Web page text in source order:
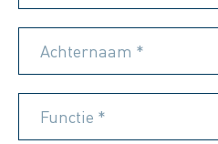
Achternaam *
Functie *